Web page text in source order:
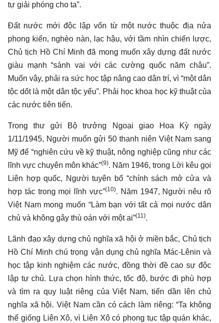
tự giải phóng cho ta”.
Đất nước mới độc lập vốn từ một nước thuộc địa nửa
phong kiến, nghèo nàn, lạc hậu, với tầm nhìn chiến lược,
Chủ tịch Hồ Chí Minh đã mong muốn xây dựng đất nước
giàu mạnh “sánh vai với các cường quốc năm châu”.
Muốn vậy, phải ra sức học tập nâng cao dân trí, vì “một dân
tộc dốt là một dân tộc yếu”. Phải học khoa học kỹ thuật của
các nước tiên tiến.
Trong thư gửi Bộ trưởng Ngoại giao Hoa Kỳ ngày
1/11/1945, Người muốn gửi 50 thanh niên Việt Nam sang
Mỹ để “nghiên cứu về kỹ thuật, nông nghiệp cũng như các
lĩnh vực chuyên môn khác”(9). Năm 1946, trong Lời kêu gọi
Liên hợp quốc, Người tuyên bố “chính sách mở cửa và
hợp tác trong mọi lĩnh vực”(10). Năm 1947, Người nêu rõ
Việt Nam mong muốn “Làm bạn với tất cả mọi nước dân
chủ và không gây thù oán với một ai”(11).
Lãnh đạo xây dựng chủ nghĩa xã hội ở miền bắc, Chủ tịch
Hồ Chí Minh chú trọng vận dụng chủ nghĩa Mác-Lênin và
học tập kinh nghiệm các nước, đồng thời đề cao sự độc
lập tự chủ. Lựa chọn hình thức, tốc độ, bước đi phù hợp
và tìm ra quy luật riêng của Việt Nam, tiến dần lên chủ
nghĩa xã hội. Việt Nam cần có cách làm riêng: “Ta không
thể giống Liên Xô, vì Liên Xô có phong tục tập quán khác,